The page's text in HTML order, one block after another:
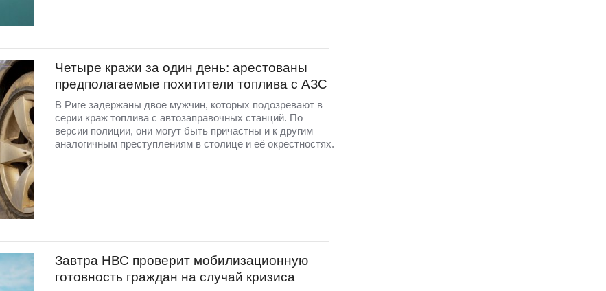
Четыре кражи за один день: арестованы
предполагаемые похитители топлива с АЗС
В Риге задержаны двое мужчин, которых подозревают в
серии краж топлива с автозаправочных станций. По
версии полиции, они могут быть причастны и к другим
аналогичным преступлениям в столице и её окрестностях.
Завтра НВС проверит мобилизационную
готовность граждан на случай кризиса